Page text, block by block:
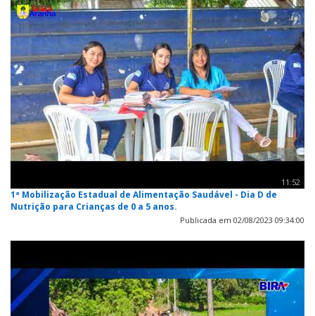
11:52
1ª Mobilização Estadual de Alimentação Saudável - Dia D de
Nutrição para Crianças de 0 a 5 anos.
Publicada em 02/08/2023 09:34:00